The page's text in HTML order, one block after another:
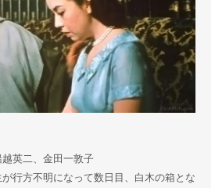
英二、金田一敦子
行方不明になって数日目、白木の箱とな